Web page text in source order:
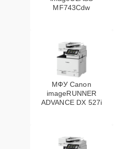
MF743Cdw
МФУ Canon
imageRUNNER
ADVANCE DX 527i